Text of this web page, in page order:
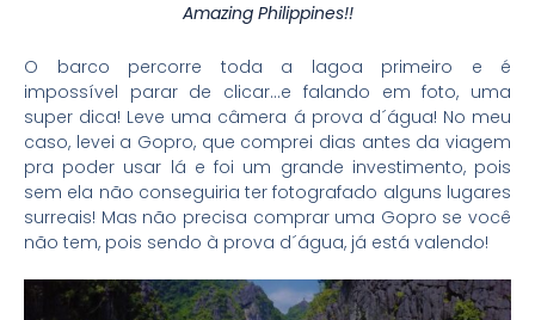
Amazing Philippines!!
O barco percorre toda a lagoa primeiro e é
impossível parar de clicar…e falando em foto, uma
super dica! Leve uma câmera á prova d´água! No meu
caso, levei a Gopro, que comprei dias antes da viagem
pra poder usar lá e foi um grande investimento, pois
sem ela não conseguiria ter fotografado alguns lugares
surreais! Mas não precisa comprar uma Gopro se você
não tem, pois sendo à prova d´água, já está valendo!